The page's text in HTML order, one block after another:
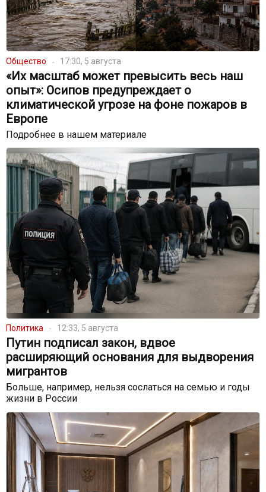
Общество 17:30, 5 августа
«Их масштаб может превысить весь наш
опыт»: Осипов предупреждает о
климатической угрозе на фоне пожаров в
Европе
Подробнее в нашем материале
Политика 12:33, 5 августа
Путин подписал закон, вдвое
расширяющий основания для выдворения
мигрантов
Больше, например, нельзя сослаться на семью и годы
жизни в России